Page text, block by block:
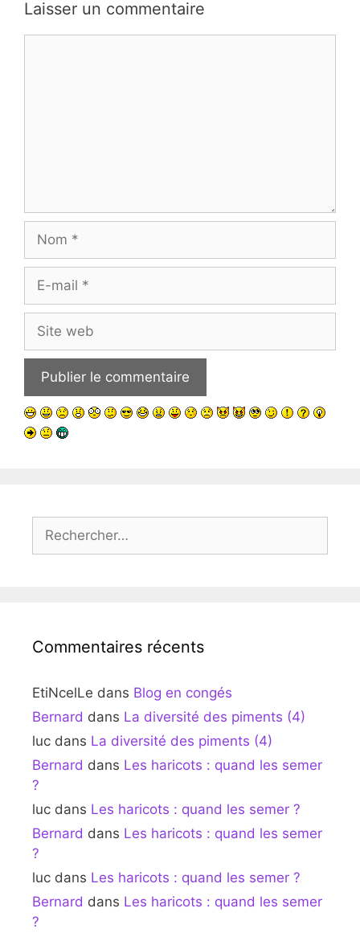
Laisser un commentaire
mail
web
Commentaires récents
EtiNcelLe dans Blog en congés
Bernard dans La diversité des piments (4)
luc dans La diversité des piments (4)
Bernard dans Les haricots : quand les semer
?
luc dans Les haricots : quand les semer ?
Bernard dans Les haricots : quand les semer
?
luc dans Les haricots : quand les semer ?
Bernard dans Les haricots : quand les semer
?